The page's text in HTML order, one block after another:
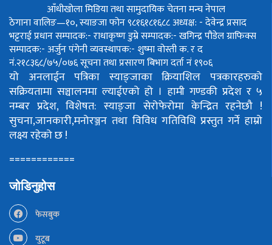
आँधीखोला मिडिया तथा सामुदायिक चेतना मन्च नेपाल
ठेगाना वालिङ—१०, स्याङजा फोन ९८१६१८१६८८अध्यक्ष: - देवेन्द्र प्रसाद
भट्टराईप्रधान सम्पादक:- राधाकृष्ण डुम्रेसम्पादक:- खगिन्द्र पौडेलग्राफिक्स
सम्पादक:- अर्जुन पंगेनीव्यवस्थापक:- शुष्मा वोस्तीक. र द
नं.२१८३६८/७५/०७६सूचना तथा प्रसारण बिभाग दर्ता नं १९०६
यो अनलाईन पत्रिका स्याङ्जाका क्रियाशिल पत्रकारहरुको
सक्रियतामा सञ्चालनमा ल्याईएको हो । हामी गण्डकी प्रदेश र ५
नम्बर प्रदेश, विशेषत: स्याङ्जा सेरोफेरोमा केन्द्रित रहनेछौ !
सुचना,जानकारी,मनोरञ्जन तथा विविध गतिविधि प्रस्तुत गर्ने हाम्रो
लक्ष्य रहेको छ !
============
जोडिनुहोस
फेसबुक
युटूब